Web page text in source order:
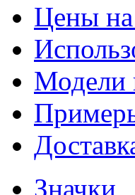
Цены
Модели
Значки